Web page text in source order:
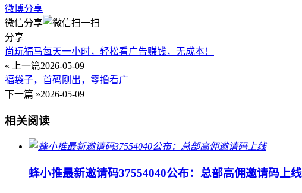
微博分享
微信分享
分享
尚玩福马每天一小时，轻松看广告赚钱，无成本！
« 上一篇2026-05-09
福袋子，首码刚出，零撸看广
下一篇 »2026-05-09
相关阅读
蜂小推最新邀请码37554040公布：总部高佣邀请码上线